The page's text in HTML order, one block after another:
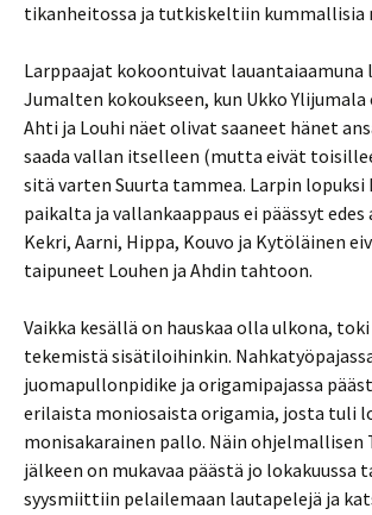
tikanheitossa ja tutkiskeltiin kummallisia
Larppaajat kokoontuivat lauantaiaamuna
Jumalten kokoukseen, kun Ukko
Ahti ja Louhi näet olivat saaneet hänet
saada vallan itselleen (mutta eivät
sitä varten Suurta tammea. Larpin lopuksi
paikalta ja vallankaappaus ei päässyt edes
Kekri, Aarni, Hippa, Kouvo ja Kytöläinen
taipuneet Louhen ja Ahdin tahtoon.
Vaikka kesällä on hauskaa olla ulkona,
tekemistä sisätiloihinkin.
juomapullonpidike ja origamipajassa
erilaista moniosaista origamia, josta tuli
monisakarainen pallo. Näin ohjelmallisen
jälkeen on mukavaa päästä jo lokakuussa
syysmiittiin pelailemaan lautapelejä ja